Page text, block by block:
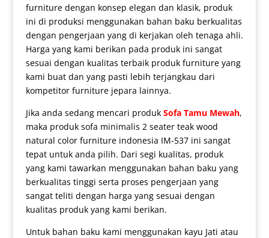
furniture dengan konsep elegan dan klasik, produk
ini di produksi menggunakan bahan baku berkualitas
dengan pengerjaan yang di kerjakan oleh tenaga ahli.
Harga yang kami berikan pada produk ini sangat
sesuai dengan kualitas terbaik produk furniture yang
kami buat dan yang pasti lebih terjangkau dari
kompetitor furniture jepara lainnya.
Jika anda sedang mencari produk Sofa Tamu Mewah,
maka produk sofa minimalis 2 seaterteak wood
natural color furniture indonesia IM-537 ini sangat
tepat untuk anda pilih. Dari segi kualitas, produk
yang kami tawarkan menggunakan bahan baku yang
berkualitas tinggi serta proses pengerjaan yang
sangat teliti dengan harga yang sesuai dengan
kualitas produk yang kami berikan.
Untuk bahan baku kami menggunakan kayu Jati atau